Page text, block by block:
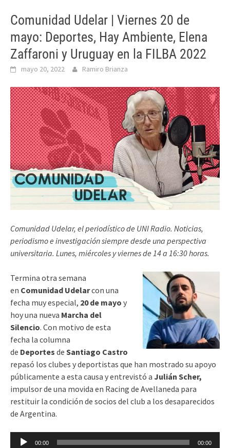
Comunidad Udelar | Viernes 20 de
mayo: Deportes, Hay Ambiente, Elena
Zaffaroni y Uruguay en la FILBA 2022
mayo 20, 2022 Ramiro Brianza
Comunidad Udelar, el periodístico de UNI Radio. Noticias,
periodismo e investigación siempre desde una perspectiva
universitaria. Lunes, miércoles y viernes de 14 a 16:30 horas.
Termina otra semana
en Comunidad Udelarcon una
fecha muy especial, 20 de mayo y
hoy una nueva Marcha del
Silencio. Con motivo de esta
fecha la columna
de Deportes de Santiago Castro
repasó los clubes y deportistas que han mostrado su apoyo
públicamente a esta causa y entrevistó a Julián Scher,
impulsor de una movida en Racing de Avellaneda para
restituir la condición de socios del club a los desaparecidos
de Argentina.
Reproductor
00:00 00:00